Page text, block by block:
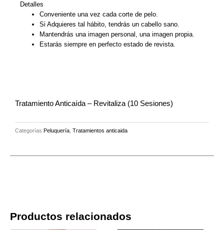
Detalles
Conveniente una vez cada corte de pelo.
Si Adquieres tal hábito, tendrás un cabello sano.
Mantendrás una imagen personal, una imagen propia.
Estarás siempre en perfecto estado de revista.
Tratamiento Anticaída – Revitaliza (10 Sesiones)
Categorías Peluquería Tratamientos anticaida
Productos relacionados